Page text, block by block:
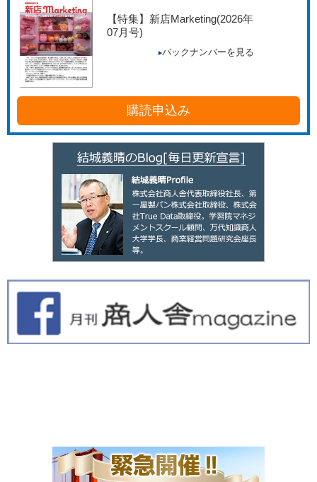
【特集】新店Marketing(2026年
07月号)
バックナンバーを見る
購読申込み